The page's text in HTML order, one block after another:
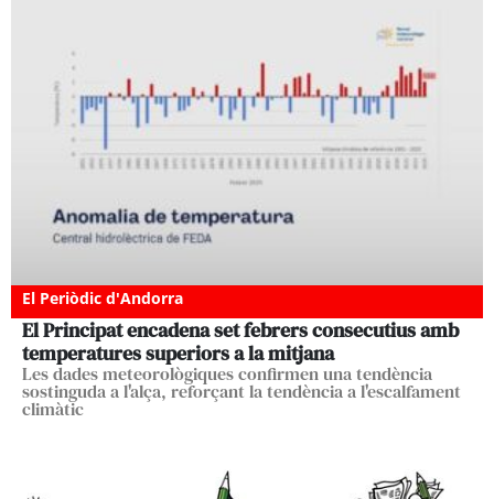
El Periòdic d'Andorra
El Principat encadena set febrers consecutius amb
temperatures superiors a la mitjana
Les dades meteorològiques confirmen una tendència
sostinguda a l'alça, reforçant la tendència a l'escalfament
climàtic